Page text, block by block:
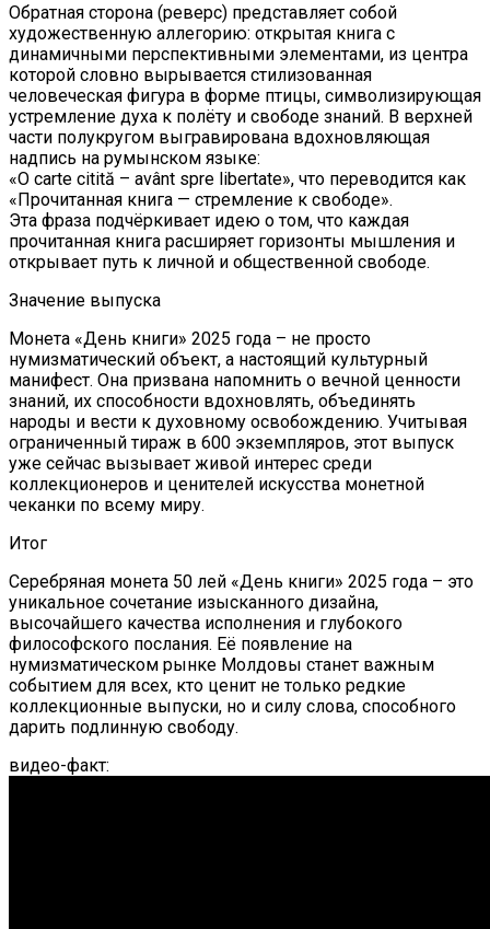
Обратная сторона (реверс) представляет собой
художественную аллегорию: открытая книга с
динамичными перспективными элементами, из центра
которой словно вырывается стилизованная
человеческая фигура в форме птицы, символизирующая
устремление духа к полёту и свободе знаний. В верхней
части полукругом выгравирована вдохновляющая
надпись на румынском языке:
«O carte citită – avânt spre libertate», что переводится как
«Прочитанная книга — стремление к свободе».
Эта фраза подчёркивает идею о том, что каждая
прочитанная книга расширяет горизонты мышления и
открывает путь к личной и общественной свободе.
Значение выпуска
Монета «День книги» 2025 года – не просто
нумизматический объект, а настоящий культурный
манифест. Она призвана напомнить о вечной ценности
знаний, их способности вдохновлять, объединять
народы и вести к духовному освобождению. Учитывая
ограниченный тираж в 600 экземпляров, этот выпуск
уже сейчас вызывает живой интерес среди
коллекционеров и ценителей искусства монетной
чеканки по всему миру.
Итог
Серебряная монета 50 лей «День книги» 2025 года – это
уникальное сочетание изысканного дизайна,
высочайшего качества исполнения и глубокого
философского послания. Её появление на
нумизматическом рынке Молдовы станет важным
событием для всех, кто ценит не только редкие
коллекционные выпуски, но и силу слова, способного
дарить подлинную свободу.
видео-факт: